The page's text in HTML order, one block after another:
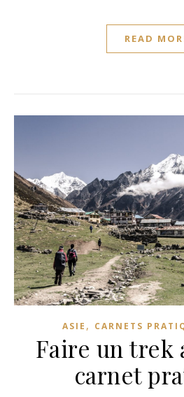
READ
ASIE , CARNETS
Faire un trek
carnet